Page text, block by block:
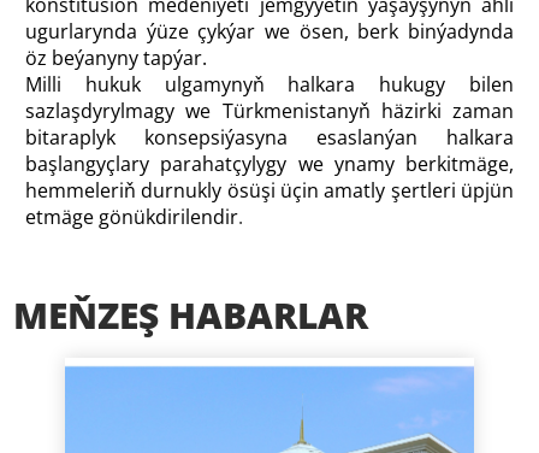
konstitusion medeniýeti jemgyýetiň ýaşaýşynyň ähli
ugurlarynda ýüze çykýar we ösen, berk binýadynda
öz beýanyny tapýar.
Milli hukuk ulgamynyň halkara hukugy bilen
sazlaşdyrylmagy we Türkmenistanyň häzirki zaman
bitaraplyk konsepsiýasyna esaslanýan halkara
başlangyçlary parahatçylygy we ynamy berkitmäge,
hemmeleriň durnukly ösüşi üçin amatly şertleri üpjün
etmäge gönükdirilendir.
MEŇZEŞ HABARLAR